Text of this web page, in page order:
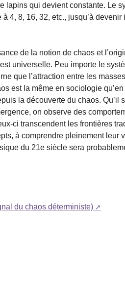
lapins qui devient constante. Le
4, 8, 16, 32, etc., jusqu’à
de la notion de chaos et
universelle. Peu importe le
que l’attraction entre les
est la même en sociologie
la découverte du chaos. Qu’il
on observe des
ci transcendent les frontières
à comprendre pleinement leur
du 21e siècle sera
du chaos déterministe)